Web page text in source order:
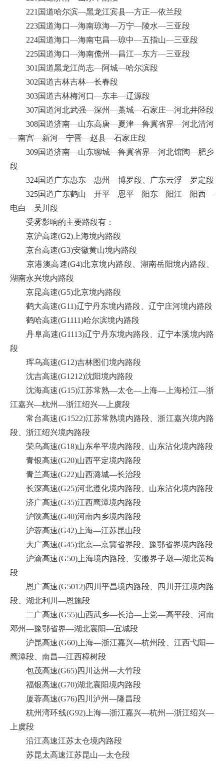
221国道哈尔滨—黑龙江宾县—方正—依兰段
223国道海口—海南琼海—万宁—陵水—三亚段
224国道海口—海南屯昌—琼中—五指山—三亚段
225国道海口—海南儋州—昌江—东方—三亚段
301国道黑龙江尚志—阿城—哈尔滨段
302国道吉林吉林—长春段
303国道吉林梅河口—东丰—辽源段
307国道河北武强—深州—藁城—石家庄—河北井陉段
308国道济南—山东高唐—夏津—鲁冀省界—河北清河
—南宫—新河—宁晋—赵县—石家庄段
309国道济南—山东聊城—鲁冀省界—河北馆陶—肥乡
段
324国道广东惠东—惠州—博罗段、广东云浮—罗定段
325国道广东鹤山—开平—恩平—阳东—阳江—阳西—
电白—吴川段
受雾影响的主要路段有：
京沪高速(G2)上海境内路段
京台高速(G3)安徽黄山境内路段
京港澳高速(G4)北京境内路段、湖南岳阳境内路段、
湖南永兴境内路段
京昆高速(G5)北京境内路段
鹤大高速(G11)辽宁丹东境内路段、辽宁庄河境内路段
鹤哈高速(G1111)哈尔滨境内路段
丹阜高速(G1113)辽宁丹东境内路段、辽宁本溪境内路
段
珲乌高速(G12)吉林图们境内路段
沈吉高速(G1212)沈阳境内路段
沈海高速(G15)江苏常熟—太仓—上海—上海松江—浙
江嘉兴—杭州—浙江绍兴—上虞段
常台高速(G1522)江苏常熟境内路段、浙江嘉兴境内路
段、浙江绍兴境内路段
荣乌高速(G18)山东牟平境内路段、山东沾化境内路段
青银高速(G20)山西平定境内路段
青兰高速(G22)山西潞城—长治段
长深高速(G25)河北遵化境内路段、山东沾化境内路段
济广高速(G35)江西鹰潭境内路段
沪陕高速(G40)河南内乡境内路段
沪蓉高速(G42)上海—江苏昆山段
大广高速(G45)北京—京冀省界段、豫鄂省界境内路段
沪渝高速(G50)上海境内路段、安徽界子墩—湖北黄梅
段
恩广高速(G5012)四川平昌境内路段、四川开江境内路
段、湖北利川—恩施段
二广高速(G55)山西武乡—长治—上党—高平段、河南
邓州—豫鄂省界—湖北襄阳—宜城段
沪昆高速(G60)上海—浙江嘉兴—杭州段、江西弋阳—
鹰潭段、南昌—江西樟树段
包茂高速(G65)四川达州—大竹段
福银高速(G70)湖北襄阳境内路段
厦蓉高速(G76)四川泸州—隆昌段
杭州湾环线(G92)上海—浙江嘉兴—杭州—浙江绍兴—
上虞段
沿江高速江苏太仓境内路段
苏昆太高速江苏昆山—太仓段